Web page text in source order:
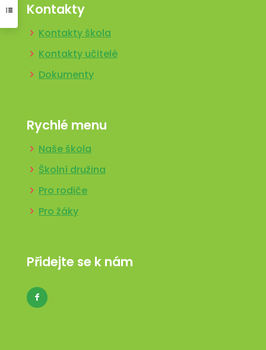
Kontakty
Kontakty škola
Kontakty učitelé
Dokumenty
Rychlé menu
Naše škola
Školní družina
Pro rodiče
Pro žáky
Přidejte se k nám